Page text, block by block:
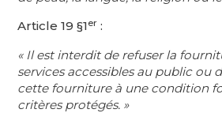
Article 19 §1er :
« Il est interdit de refuser la
services accessibles au public ou
cette fourniture à une condition
critères protégés. »